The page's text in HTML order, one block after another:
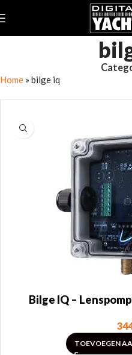
Home » bilge iq
Bilge IQ –
TOEVOEGEN